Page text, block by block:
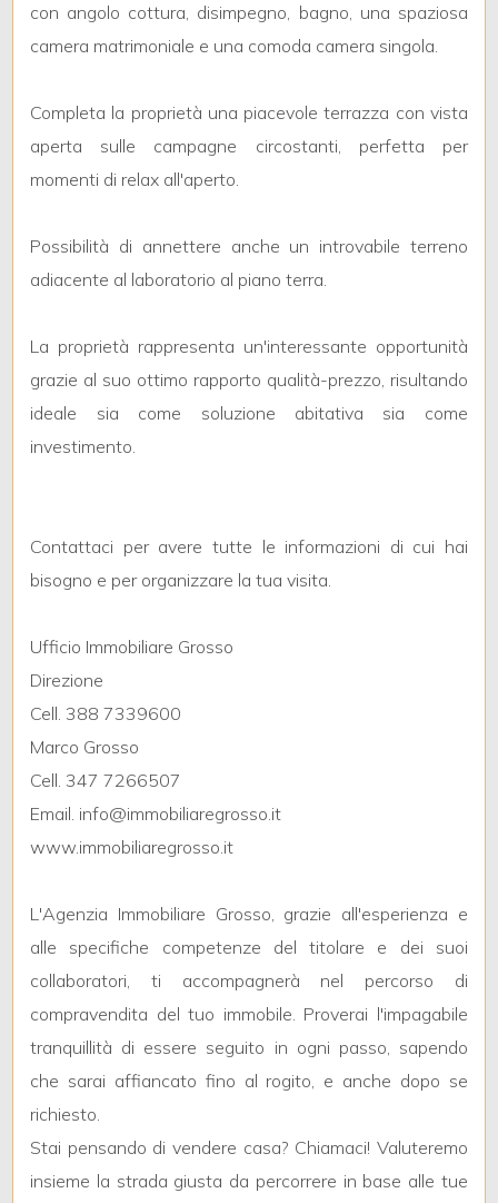
con angolo cottura, disimpegno, bagno, una spaziosa
camera matrimoniale e una comoda camera singola.
Completa la proprietà una piacevole terrazza con vista
aperta sulle campagne circostanti, perfetta per
momenti di relax all'aperto.
Possibilità di annettere anche un introvabile terreno
adiacente al laboratorio al piano terra.
La proprietà rappresenta un'interessante opportunità
grazie al suo ottimo rapporto qualità-prezzo, risultando
ideale sia come soluzione abitativa sia come
investimento.
Contattaci per avere tutte le informazioni di cui hai
bisogno e per organizzare la tua visita.
Ufficio Immobiliare Grosso
Direzione
Cell. 388 7339600
Marco Grosso
Cell. 347 7266507
Email. info@immobiliaregrosso.it
www.immobiliaregrosso.it
L'Agenzia Immobiliare Grosso, grazie all'esperienza e
alle specifiche competenze del titolare e dei suoi
collaboratori, ti accompagnerà nel percorso di
compravendita del tuo immobile. Proverai l'impagabile
tranquillità di essere seguito in ogni passo, sapendo
che sarai affiancato fino al rogito, e anche dopo se
richiesto.
Stai pensando di vendere casa? Chiamaci! Valuteremo
insieme la strada giusta da percorrere in base alle tue
minimi
1
3
Camere
minime
3
5
5+
Altre
-
multiscelta